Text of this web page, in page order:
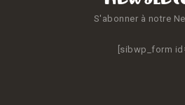
S'abonner à notre
[sibwp_form